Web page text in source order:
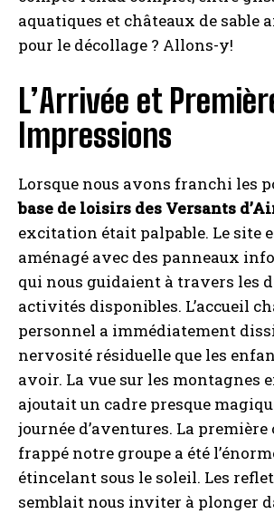
aquatiques et châteaux de sable
pour le décollage ? Allons-y!
L’Arrivée et
Impressions
Lorsque nous avons franchi les
base de loisirs des Versants
excitation était palpable. Le site
aménagé avec des panneaux
qui nous guidaient à travers les
activités disponibles. L’accueil
personnel a immédiatement
nervosité résiduelle que les
avoir. La vue sur les montagnes
ajoutait un cadre presque
journée d’aventures. La première
frappé notre groupe a été
étincelant sous le soleil. Les
semblait nous inviter à plonger